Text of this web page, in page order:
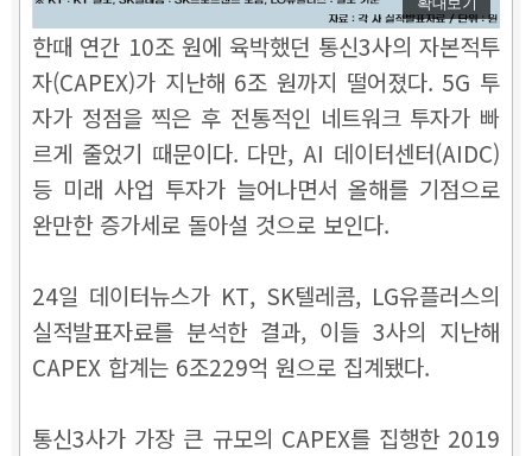
한때 연간 10조 원에 육박했던 통신3사의 자본적투
자(CAPEX)가 지난해 6조 원까지 떨어졌다. 5G 투
자가 정점을 찍은 후 전통적인 네트워크 투자가 빠
르게 줄었기 때문이다. 다만, AI 데이터센터(AIDC)
등 미래 사업 투자가 늘어나면서 올해를 기점으로
완만한 증가세로 돌아설 것으로 보인다.
24일 데이터뉴스가 KT, SK텔레콤, LG유플러스의
실적발표자료를 분석한 결과, 이들 3사의 지난해
CAPEX 합계는 6조229억 원으로 집계됐다.
통신3사가 가장 큰 규모의 CAPEX를 집행한 2019